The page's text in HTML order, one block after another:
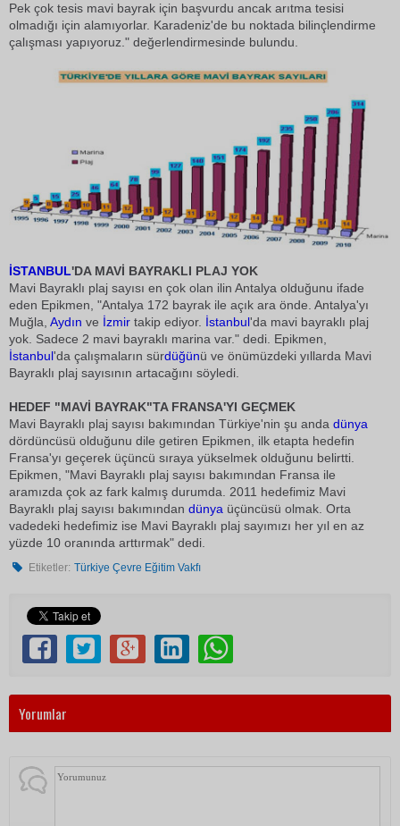
Pek çok tesis mavi bayrak için başvurdu ancak arıtma tesisi
olmadığı için alamıyorlar. Karadeniz'de bu noktada bilinçlendirme
çalışması yapıyoruz." değerlendirmesinde bulundu.
İSTANBUL'DA MAVİ BAYRAKLI PLAJ YOK
Mavi Bayraklı plaj sayısı en çok olan ilin Antalya olduğunu ifade
eden Epikmen, "Antalya 172 bayrak ile açık ara önde. Antalya'yı
Muğla, Aydın ve İzmir takip ediyor. İstanbul'da mavi bayraklı plaj
yok. Sadece 2 mavi bayraklı marina var." dedi. Epikmen,
İstanbul'da çalışmaların sürdüğünü ve önümüzdeki yıllarda Mavi
Bayraklı plaj sayısının artacağını söyledi.
HEDEF "MAVİ BAYRAK"TA FRANSA'YI GEÇMEK
Mavi Bayraklı plaj sayısı bakımından Türkiye'nin şu anda dünya
dördüncüsü olduğunu dile getiren Epikmen, ilk etapta hedefin
Fransa'yı geçerek üçüncü sıraya yükselmek olduğunu belirtti.
Epikmen, "Mavi Bayraklı plaj sayısı bakımından Fransa ile
aramızda çok az fark kalmış durumda. 2011 hedefimiz Mavi
Bayraklı plaj sayısı bakımından dünya üçüncüsü olmak. Orta
vadedeki hedefimiz ise Mavi Bayraklı plaj sayımızı her yıl en az
yüzde 10 oranında arttırmak" dedi.
Etiketler: Türkiye Çevre Eğitim Vakfı
Yorumlar